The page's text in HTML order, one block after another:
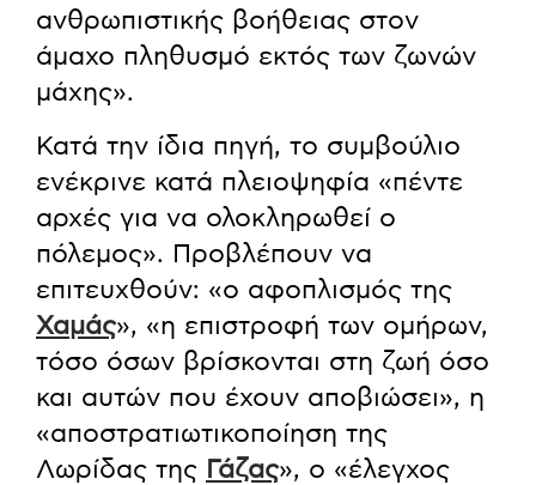
ανθρωπιστικής βοήθειας στον
άμαχο πληθυσμό εκτός των ζωνών
μάχης».
Κατά την ίδια πηγή, το συμβούλιο
ενέκρινε κατά πλειοψηφία «πέντε
αρχές για να ολοκληρωθεί ο
πόλεμος». Προβλέπουν να
επιτευχθούν: «ο αφοπλισμός της
Χαμάς», «η επιστροφή των ομήρων,
τόσο όσων βρίσκονται στη ζωή όσο
και αυτών που έχουν αποβιώσει», η
«αποστρατιωτικοποίηση της
Λωρίδας της Γάζας», ο «έλεγχος